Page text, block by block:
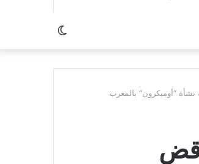
عنالوضع
المظلم
“أوميكرون” بالمغرب